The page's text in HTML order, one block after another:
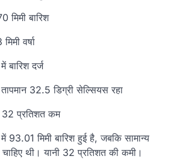
मिमी बारिश
वर्षा
दर्ज
32.5 डिग्री सेल्सियस रहा
32 प्रतिशत कम
मिमी बारिश हुई है, जबकि सामान्य
चाहिए थी। यानी 32 प्रतिशत की कमी।